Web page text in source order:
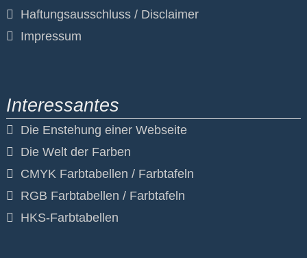
überspringen
Haftungsausschluss / Disclaimer
Impressum
Interessantes
Navigation
überspringen
Die Enstehung einer Webseite
Die Welt der Farben
CMYK Farbtabellen / Farbtafeln
RGB Farbtabellen / Farbtafeln
HKS-Farbtabellen